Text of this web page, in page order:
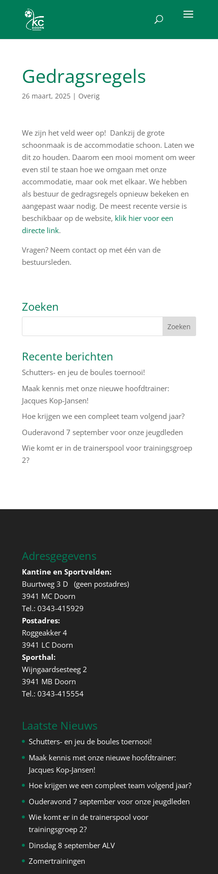
Gedragsregels
26 maart, 2025| Overig
We zijn het veld weer op! Dankzij de grote
schoonmaak is de accommodatie schoon. Laten we
dit zo houden. Daarom een mooi moment om weer
even stil te staan hoe we omgaan met onze
accommodatie, maar ook met elkaar. We hebben
als bestuur de gedragsregels opnieuw bekeken en
aangepast waar nodig. De meest recente versie is
beschikbaar op de website, klik hier voor een
directe link.
Vragen? Neem contact op met één van de
bestuursleden.
Zoeken
Recente berichten
Schutters- en jeu de boules toernooi!
Maak kennis met onze nieuwe hoofdtrainer:
Jacques Kop-Jansen!
Hoe krijgen we een compleet team volgend jaar?
Ouderavond 7 september voor onze jeugdleden
Wie komt er in de trainerspool voor trainingsgroep
2?
Adresgegevens
Kantine en Sportvelden:
Buurtweg 3 D (geen postadres)
3941 MC Doorn
Tel.: 0343-415929
Postadres:
Roggeakker 4
3941 LC Doorn
Sporthal:
Wijngaardsesteeg 2
3941 MB Doorn
Tel.: 0343-415554
Laatste Nieuws
Schutters- en jeu de boules toernooi!
Maak kennis met onze nieuwe hoofdtrainer:
Jacques Kop-Jansen!
Hoe krijgen we een compleet team volgend jaar?
Ouderavond 7 september voor onze jeugdleden
Wie komt er in de trainerspool voor
trainingsgroep 2?
Dinsdag 8 september ALV
Zomertrainingen